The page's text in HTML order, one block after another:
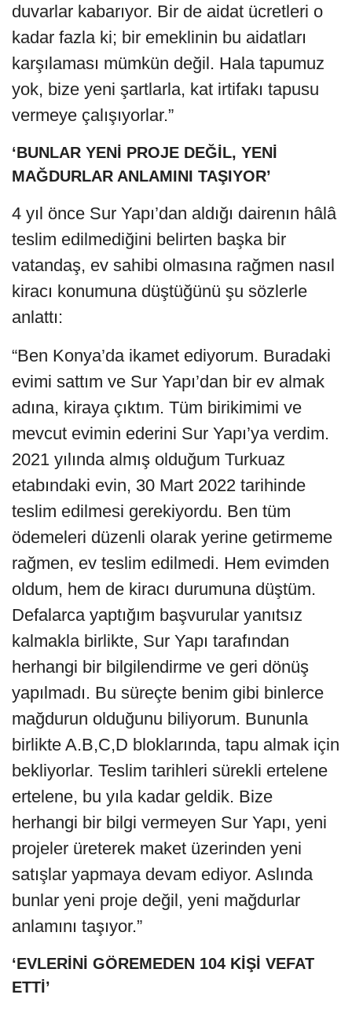
duvarlar kabarıyor. Bir de aidat ücretleri o
kadar fazla ki; bir emeklinin bu aidatları
karşılaması mümkün değil. Hala tapumuz
yok, bize yeni şartlarla, kat irtifakı tapusu
vermeye çalışıyorlar.”
‘BUNLAR YENİ PROJE DEĞİL, YENİ
MAĞDURLAR ANLAMINI TAŞIYOR’
4 yıl önce Sur Yapı’dan aldığı dairenın hâlâ
teslim edilmediğini belirten başka bir
vatandaş, ev sahibi olmasına rağmen nasıl
kiracı konumuna düştüğünü şu sözlerle
anlattı:
“Ben Konya’da ikamet ediyorum. Buradaki
evimi sattım ve Sur Yapı’dan bir ev almak
adına, kiraya çıktım. Tüm birikimimi ve
mevcut evimin ederini Sur Yapı’ya verdim.
2021 yılında almış olduğum Turkuaz
etabındaki evin, 30 Mart 2022 tarihinde
teslim edilmesi gerekiyordu. Ben tüm
ödemeleri düzenli olarak yerine getirmeme
rağmen, ev teslim edilmedi. Hem evimden
oldum, hem de kiracı durumuna düştüm.
Defalarca yaptığım başvurular yanıtsız
kalmakla birlikte, Sur Yapı tarafından
herhangi bir bilgilendirme ve geri dönüş
yapılmadı. Bu süreçte benim gibi binlerce
mağdurun olduğunu biliyorum. Bununla
birlikte A.B,C,D bloklarında, tapu almak için
bekliyorlar. Teslim tarihleri sürekli ertelene
ertelene, bu yıla kadar geldik. Bize
herhangi bir bilgi vermeyen Sur Yapı, yeni
projeler üreterek maket üzerinden yeni
satışlar yapmaya devam ediyor. Aslında
bunlar yeni proje değil, yeni mağdurlar
anlamını taşıyor.”
‘EVLERİNİ GÖREMEDEN 104 KİŞİ VEFAT
ETTİ’